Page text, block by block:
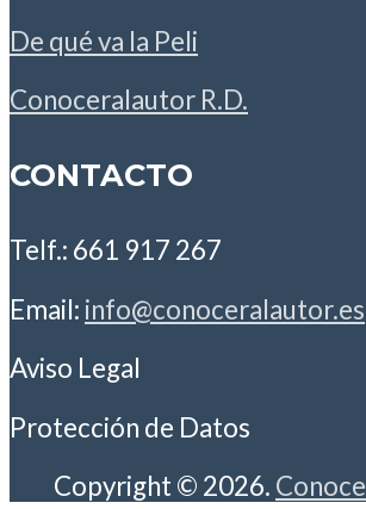
De qué va la Peli
Conoceralautor R.D.
CONTACTO
Telf.: 661 917 267
Email: info@conoceralautor.es
Aviso Legal
Protección de Datos
Copyright © 2026.